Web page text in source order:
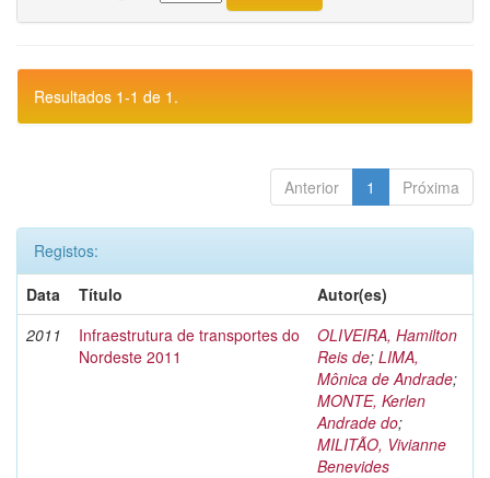
Resultados 1-1 de 1.
Anterior 1 Próxima
Registos:
Data
Título
Autor(es)
2011
Infraestrutura de transportes do
Nordeste 2011
OLIVEIRA, Hamilton
Reis de; LIMA,
Mônica de Andrade;
MONTE, Kerlen
Andrade do;
MILITÃO, Vivianne
Benevides